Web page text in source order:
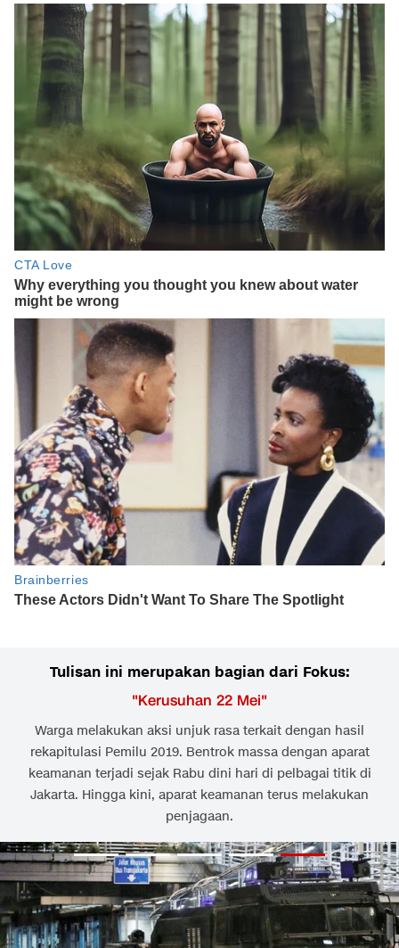
Tulisan ini merupakan bagian dari Fokus:
"Kerusuhan 22 Mei"
Warga melakukan aksi unjuk rasa terkait dengan hasil
rekapitulasi Pemilu 2019. Bentrok massa dengan aparat
keamanan terjadi sejak Rabu dini hari di pelbagai titik di
Jakarta. Hingga kini, aparat keamanan terus melakukan
penjagaan.